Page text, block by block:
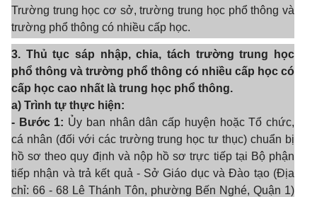
Trường trung học cơ sở, trường trung học phổ thông và
trường phổ thông có nhiều cấp học.
3. Thủ tục sáp nhập, chia, tách trường trung học
phổ thông và trường phổ thông có nhiều cấp học có
cấp học cao nhất là trung học phổ thông.
a) Trình tự thực hiện:
- Bước 1: Ủy ban nhân dân cấp huyện hoặc Tổ chức,
cá nhân (đối với các trường trung học tư thục) chuẩn bị
hồ sơ theo quy định và nộp hồ sơ trực tiếp tại Bộ phận
tiếp nhận và trả kết quả - Sở Giáo dục và Đào tạo (Địa
chỉ: 66 - 68 Lê Thánh Tôn, phường Bến Nghé, Quận 1)